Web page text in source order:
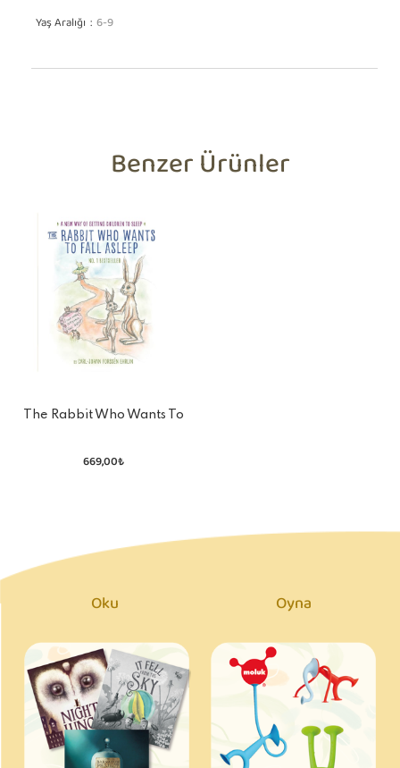
Yaş Aralığı 6-9
Benzer Ürünler
The Rabbit Who Wants To
669,00₺
Oku Oyna